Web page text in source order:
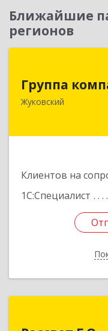
Ближайшие
регионов
Группа
Жуковский
Клиентов на
1С:Специалист
140180,